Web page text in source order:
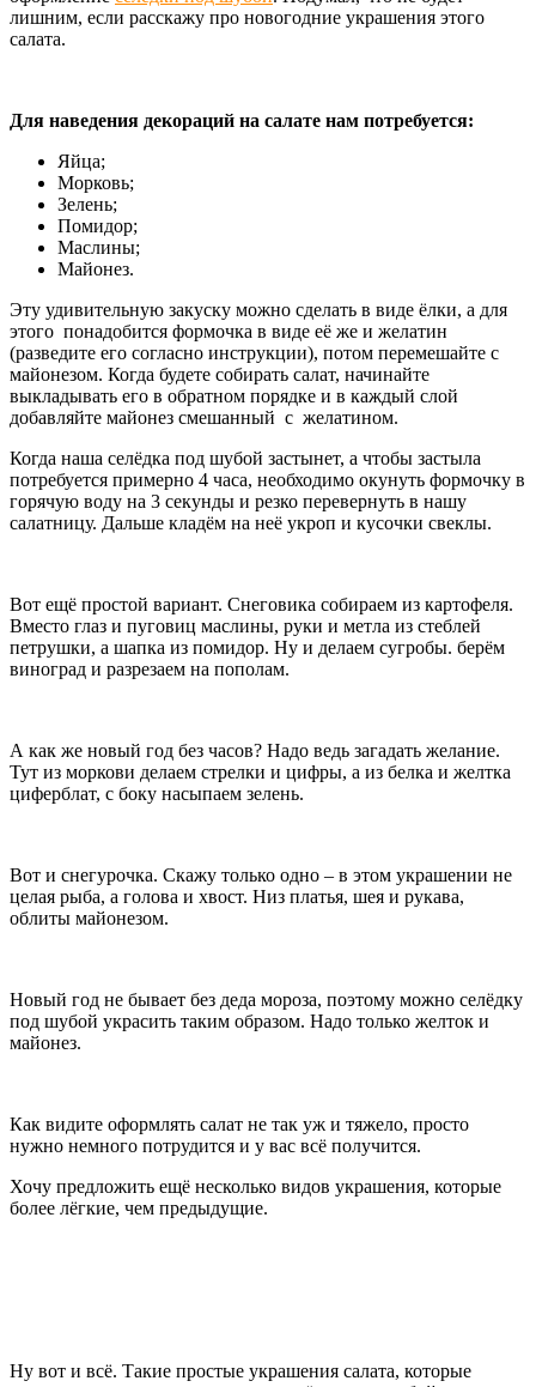
лишним, если расскажу про новогодние украшения этого
салата.
Для наведения декораций на салате нам потребуется:
Яйца;
Морковь;
Зелень;
Помидор;
Маслины;
Майонез.
Эту удивительную закуску можно сделать в виде ёлки, а для
этого понадобится формочка в виде её же и желатин
(разведите его согласно инструкции), потом перемешайте с
майонезом. Когда будете собирать салат, начинайте
выкладывать его в обратном порядке и в каждый слой
добавляйте майонез смешанный с желатином.
Когда наша селёдка под шубой застынет, а чтобы застыла
потребуется примерно 4 часа, необходимо окунуть формочку в
горячую воду на 3 секунды и резко перевернуть в нашу
салатницу. Дальше кладём на неё укроп и кусочки свеклы.
Вот ещё простой вариант. Снеговика собираем из картофеля.
Вместо глаз и пуговиц маслины, руки и метла из стеблей
петрушки, а шапка из помидор. Ну и делаем сугробы. берём
виноград и разрезаем на пополам.
А как же новый год без часов? Надо ведь загадать желание.
Тут из моркови делаем стрелки и цифры, а из белка и желтка
циферблат, с боку насыпаем зелень.
Вот и снегурочка. Скажу только одно – в этом украшении не
целая рыба, а голова и хвост. Низ платья, шея и рукава,
облиты майонезом.
Новый год не бывает без деда мороза, поэтому можно селёдку
под шубой украсить таким образом. Надо только желток и
майонез.
Как видите оформлять салат не так уж и тяжело, просто
нужно немного потрудится и у вас всё получится.
Хочу предложить ещё несколько видов украшения, которые
более лёгкие, чем предыдущие.
Ну вот и всё. Такие простые украшения салата, которые